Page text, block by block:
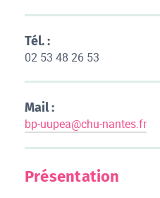
Tél. :
02 53 48 26 53
Mail :
bp-uupea@chu-nantes.fr
Présentation